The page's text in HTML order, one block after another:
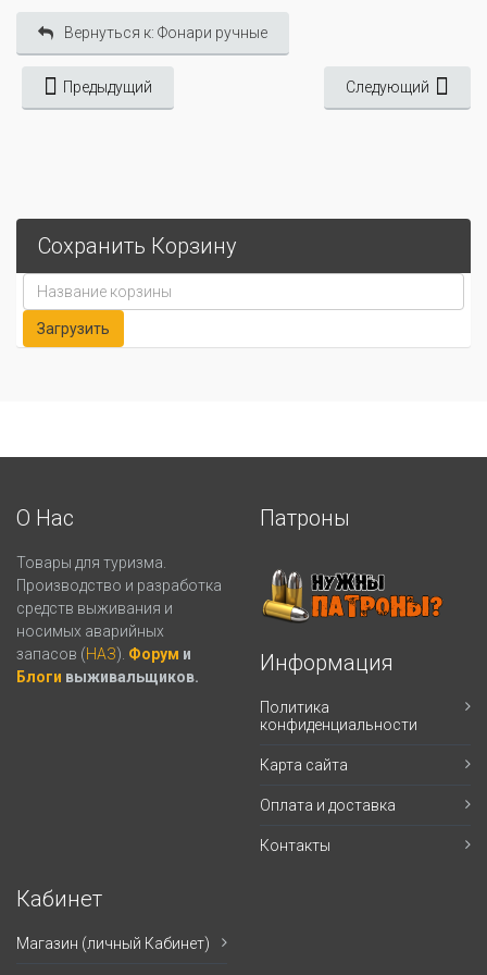
Вернуться к: Фонари ручные
Предыдущий Следующий
Сохранить Корзину
О Нас
Товары для туризма.
Производство и разработка
средств выживания и
носимых аварийных
запасов (НАЗ). Форум и
Блоги выживальщиков.
Патроны
Информация
Политика
конфиденциальности
Карта сайта
Оплата и доставка
Контакты
Кабинет
Магазин (личный Кабинет)